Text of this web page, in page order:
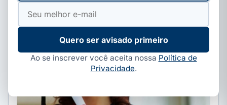
mail
Quero ser avisado primeiro
Ao se inscrever você aceita nossa Política de
Privacidade.